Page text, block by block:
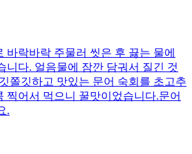
바락바락 주물러 씻은 후 끓는 물에
니다. 얼음물에 잠깐 담궈서 질긴 것
쫄깃하고 맛있는 문어 숙회를 초고추
찍어서 먹으니 꿀맛이었습니다.문어
.